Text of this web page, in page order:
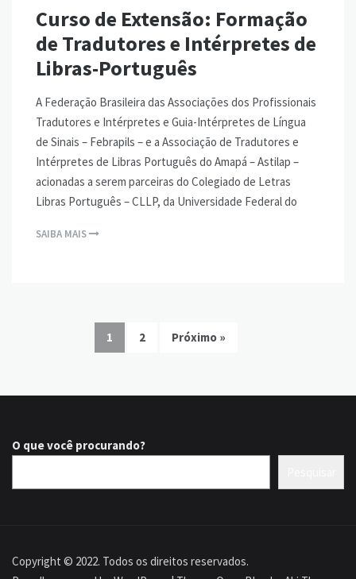
Curso de Extensão: Formação
de Tradutores e Intérpretes de
Libras-Português
A Federação Brasileira das Associações dos Profissionais
Tradutores e Intérpretes e Guia-Intérpretes de Língua
de Sinais – Febrapils – e a Associação de Tradutores e
Intérpretes de Libras Português do Amapá – Astilap –
acionadas a serem parceiras do Colegiado de Letras
Libras Português – CLLP, da Universidade Federal do
SAIBA MAIS
1 2 Próximo »
O que você procurando?
Copyright © 2022. Todos os direitos reservados.